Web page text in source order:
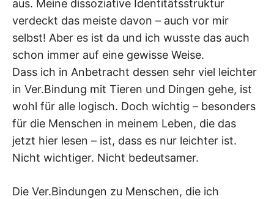
aus. Meine dissoziative Identitätsstruktur
verdeckt das meiste davon – auch vor mir
selbst! Aber es ist da und ich wusste das auch
schon immer auf eine gewisse Weise.
Dass ich in Anbetracht dessen sehr viel leichter
in Ver.Bindung mit Tieren und Dingen gehe, ist
wohl für alle logisch. Doch wichtig – besonders
für die Menschen in meinem Leben, die das
jetzt hier lesen – ist, dass es nur leichter ist.
Nicht wichtiger. Nicht bedeutsamer.
Die Ver.Bindungen zu Menschen, die ich